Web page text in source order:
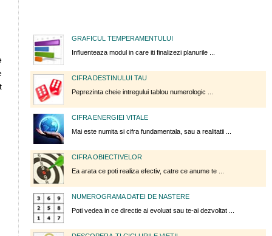
GRAFICUL TEMPERAMENTULUI
Influenteaza modul in care iti finalizezi planurile ...
CIFRA DESTINULUI TAU
Peprezinta cheie intregului tablou numerologic ...
CIFRA ENERGIEI VITALE
Mai este numita si cifra fundamentala, sau a realitatii ...
CIFRA OBIECTIVELOR
Ea arata ce poti realiza efectiv, catre ce anume te ...
NUMEROGRAMA DATEI DE NASTERE
Poti vedea in ce directie ai evoluat sau te-ai dezvoltat ...